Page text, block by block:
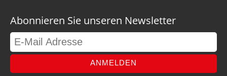
Abonnieren Sie unseren Newsletter
ANMELDEN